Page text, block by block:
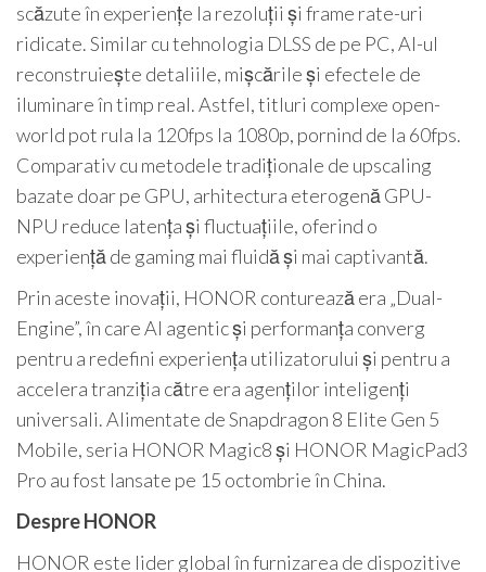
scăzute în experiențe la rezoluții și frame rate-uri
ridicate. Similar cu tehnologia DLSS de pe PC, AI-ul
reconstruiește detaliile, mișcările și efectele de
iluminare în timp real. Astfel, titluri complexe open-
world pot rula la 120fps la 1080p, pornind de la 60fps.
Comparativ cu metodele tradiționale de upscaling
bazate doar pe GPU, arhitectura eterogenă GPU-
NPU reduce latența și fluctuațiile, oferind o
experiență de gaming mai fluidă și mai captivantă.
Prin aceste inovații, HONOR conturează era „Dual-
Engine”, în care AI agentic și performanța converg
pentru a redefini experiența utilizatorului și pentru a
accelera tranziția către era agenților inteligenți
universali. Alimentate de Snapdragon 8 Elite Gen 5
Mobile, seria HONOR Magic8 și HONOR MagicPad3
Pro au fost lansate pe 15 octombrie în China.
Despre HONOR
HONOR este lider global în furnizarea de dispozitive